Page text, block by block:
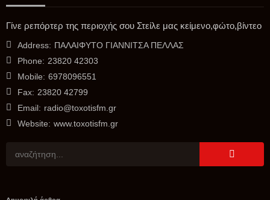
ΑΓΡΟΤΙΚΆ
Κοινοβουλευτική ερώτηση του Διονύση Σταμενίτη για τα
Γίνε ρεπόρτερ της περιοχής σου Στείλε μας κείμενο,φώτο,βίντεο
Address: ΠΑΛΑΙΦΥΤΟ ΓΙΑΝΝΙΤΣΑ ΠΕΛΛΑΣ
Phone: 23820 42303
Mobile: 6978096551
Fax: 23820 42799
Email: radio@toxotisfm.gr
Website: www.toxotisfm.gr